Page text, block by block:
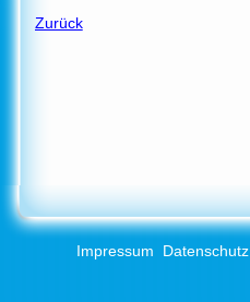
Zurück
Impressum Datenschutz